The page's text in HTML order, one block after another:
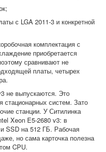
с LGA 2011-3 и конкретной
комплектация с
приобретается
сравнивают не
платы, четырех
не выпускаются. Это
стационарных систем. Зато
станции. У Ситилинка
Xeon E5-2680 v3: в
SSD на 512 ГБ. Рабочая
но сама карточка полезна
CPU.